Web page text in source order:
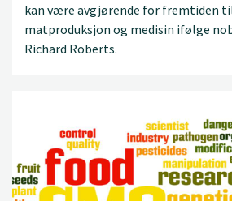
kan være avgjørende for fremtiden
matproduksjon og medisin ifølge
Richard Roberts.